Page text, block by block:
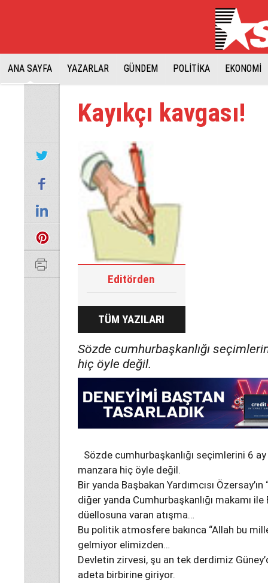
ANA SAYFA YAZARLAR GÜNDEM POLİTİKA EKONOMİ
Kayıkçı kavgası!
Editörden
TÜM YAZILARI
Sözde cumhurbaşkanlığı
hiç öyle değil.
Sözde cumhurbaşkanlığı seçimlerini 6
manzara hiç öyle değil.
Bir yanda Başbakan Yardımcısı
diğer yanda Cumhurbaşkanlığı makamı
düellosuna varan atışma…
Bu politik atmosfere bakınca “Allah bu
gelmiyor elimizden…
Devletin zirvesi, şu an tek derdimiz
adeta birbirine giriyor.